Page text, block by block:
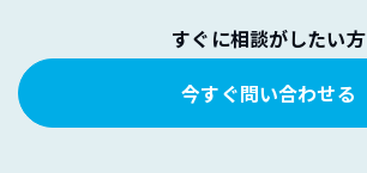
すぐに相談がしたい方
今すぐ問い合わせる